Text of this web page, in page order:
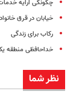
چگونگی ارایه
خیابان در قرق
رکاب‌ برای زندگی
خداحافظی منطقه
نظر شما